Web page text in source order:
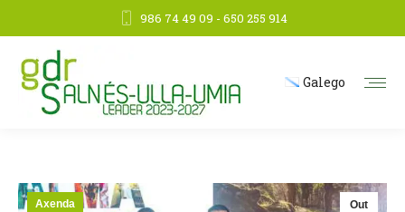
986 74 49 09 - 650 255 914
Galego
Out
Axenda